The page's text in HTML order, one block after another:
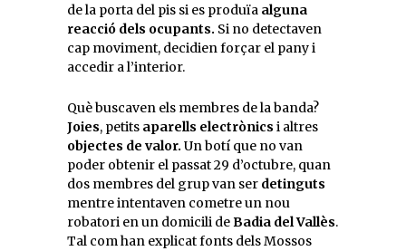
de la porta del pis si es produïa alguna
reacció dels ocupants. Si no detectaven
cap moviment, decidien forçar el pany i
accedir a l’interior.
Què buscaven els membres de la banda?
Joies, petits aparells electrònics i altres
objectes de valor. Un botí que no van
poder obtenir el passat 29 d’octubre, quan
dos membres del grup van ser detinguts
mentre intentaven cometre un nou
robatori en un domicili deBadia del Vallès.
Tal com han explicat fonts dels Mossos